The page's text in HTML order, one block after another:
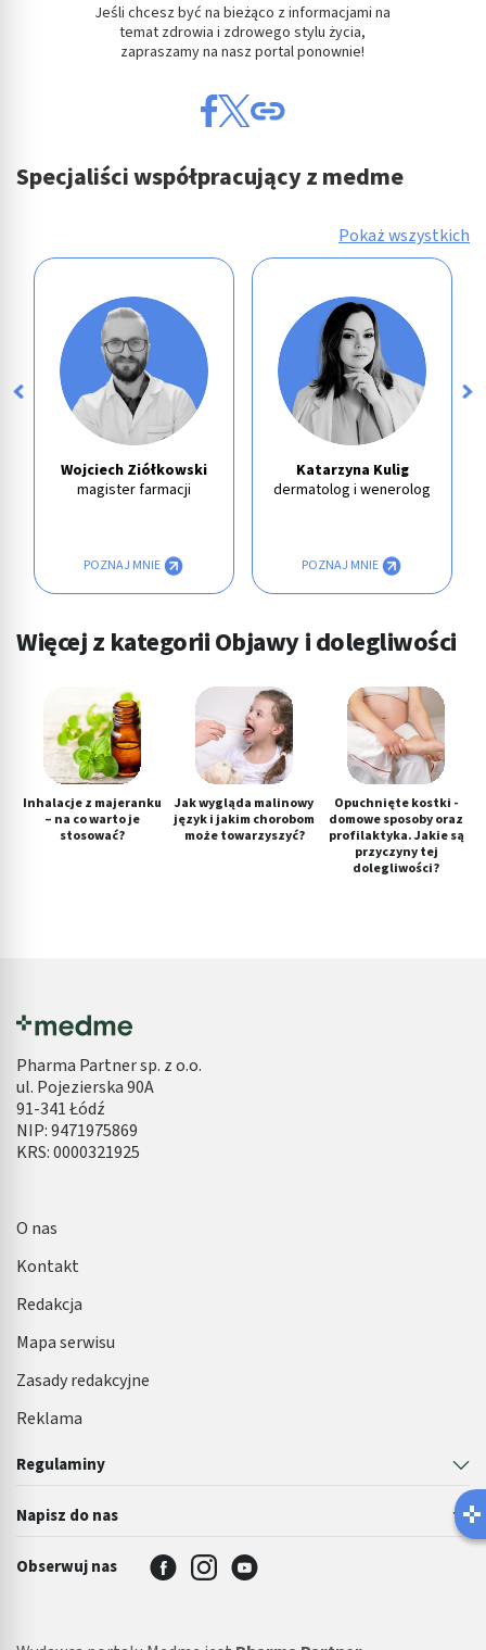
Jeśli chcesz być na bieżąco z informacjami na
temat zdrowia i zdrowego stylu życia,
zapraszamy na nasz portal ponownie!
Specjaliści współpracujący z medme
Pokaż wszystkich
Wojciech Ziółkowski
magister farmacji
POZNAJ MNIE
Katarzyna Kulig
dermatolog i wenerolog
POZNAJ MNIE
Więcej z kategorii Objawy i dolegliwości
Inhalacje z majeranku
– na co warto je
stosować?
Jak wygląda malinowy
język i jakim chorobom
może towarzyszyć?
Opuchnięte kostki -
domowe sposoby oraz
profilaktyka. Jakie są
przyczyny tej
dolegliwości?
Pharma Partner sp. z o.o.
ul. Pojezierska 90A
91-341 Łódź
NIP: 9471975869
KRS: 0000321925
Regulaminy
Napisz do nas
O nas
Kontakt
Redakcja
Mapa serwisu
Zasady redakcyjne
Reklama
Obserwuj nas
Latem łatwiej o infekcję pęcherza